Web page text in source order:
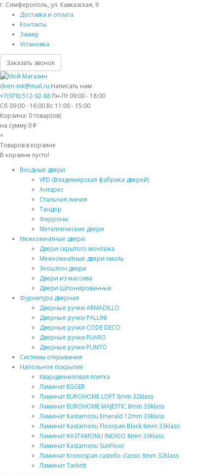
г. Симферополь, ул. Кавказская, 9
Доставка и оплата
Контакты
Замер
Установка
Заказать звонок
dveri-mk@mail.ru Написать нам
+7(978) 512-92-88 Пн-Пт 09:00 - 18:00
Сб 09:00 - 16:00 Вс 11:00 - 15:00
Корзина: 0товар(ов)
на сумму 0 ₽
×
Товаров в корзине
В корзине пусто!
Входные двери
VFD (Владимирская фабрика дверей)
Антарес
Стальная линия
Тандор
Феррони
Металлические двери
Межкомнатные двери
Двери скрытого монтажа
Межкомнатные двери эмаль
Экошпон двери
Двери из массива
Двери Шпонированные
Фурнитура дверная
Дверные ручки ARMADILLO
Дверные ручки PALLINI
Дверные ручки CODE DECO
Дверные ручки FUARO
Дверные ручки PUNTO
Системы открывания
Напольное покрытие
Кварцвиниловая плитка
Ламинат EGGER
Ламинат EUROHOME LOFT 8mm 32klass
Ламинат EUROHOME MAJESTIC 8mm 33klass
Ламинат Kastamonu Emerald 12mm 33klass
Ламинат Kastamonu Floorpan Black 8mm 33klass
Ламинат KASTAMONU INDIGO 8mm 33klass
Ламинат Kastamonu SunFloor
Ламинат Kronospan castello classic 8mm 32klass
Ламинат Tarkett